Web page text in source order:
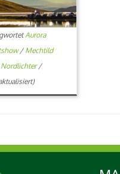
Aurora
/ Mechtild
Nordlichter/